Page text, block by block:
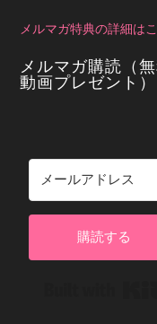
メルマガ特典の詳細は
メルマガ購読（
動画プレゼント）
購読する